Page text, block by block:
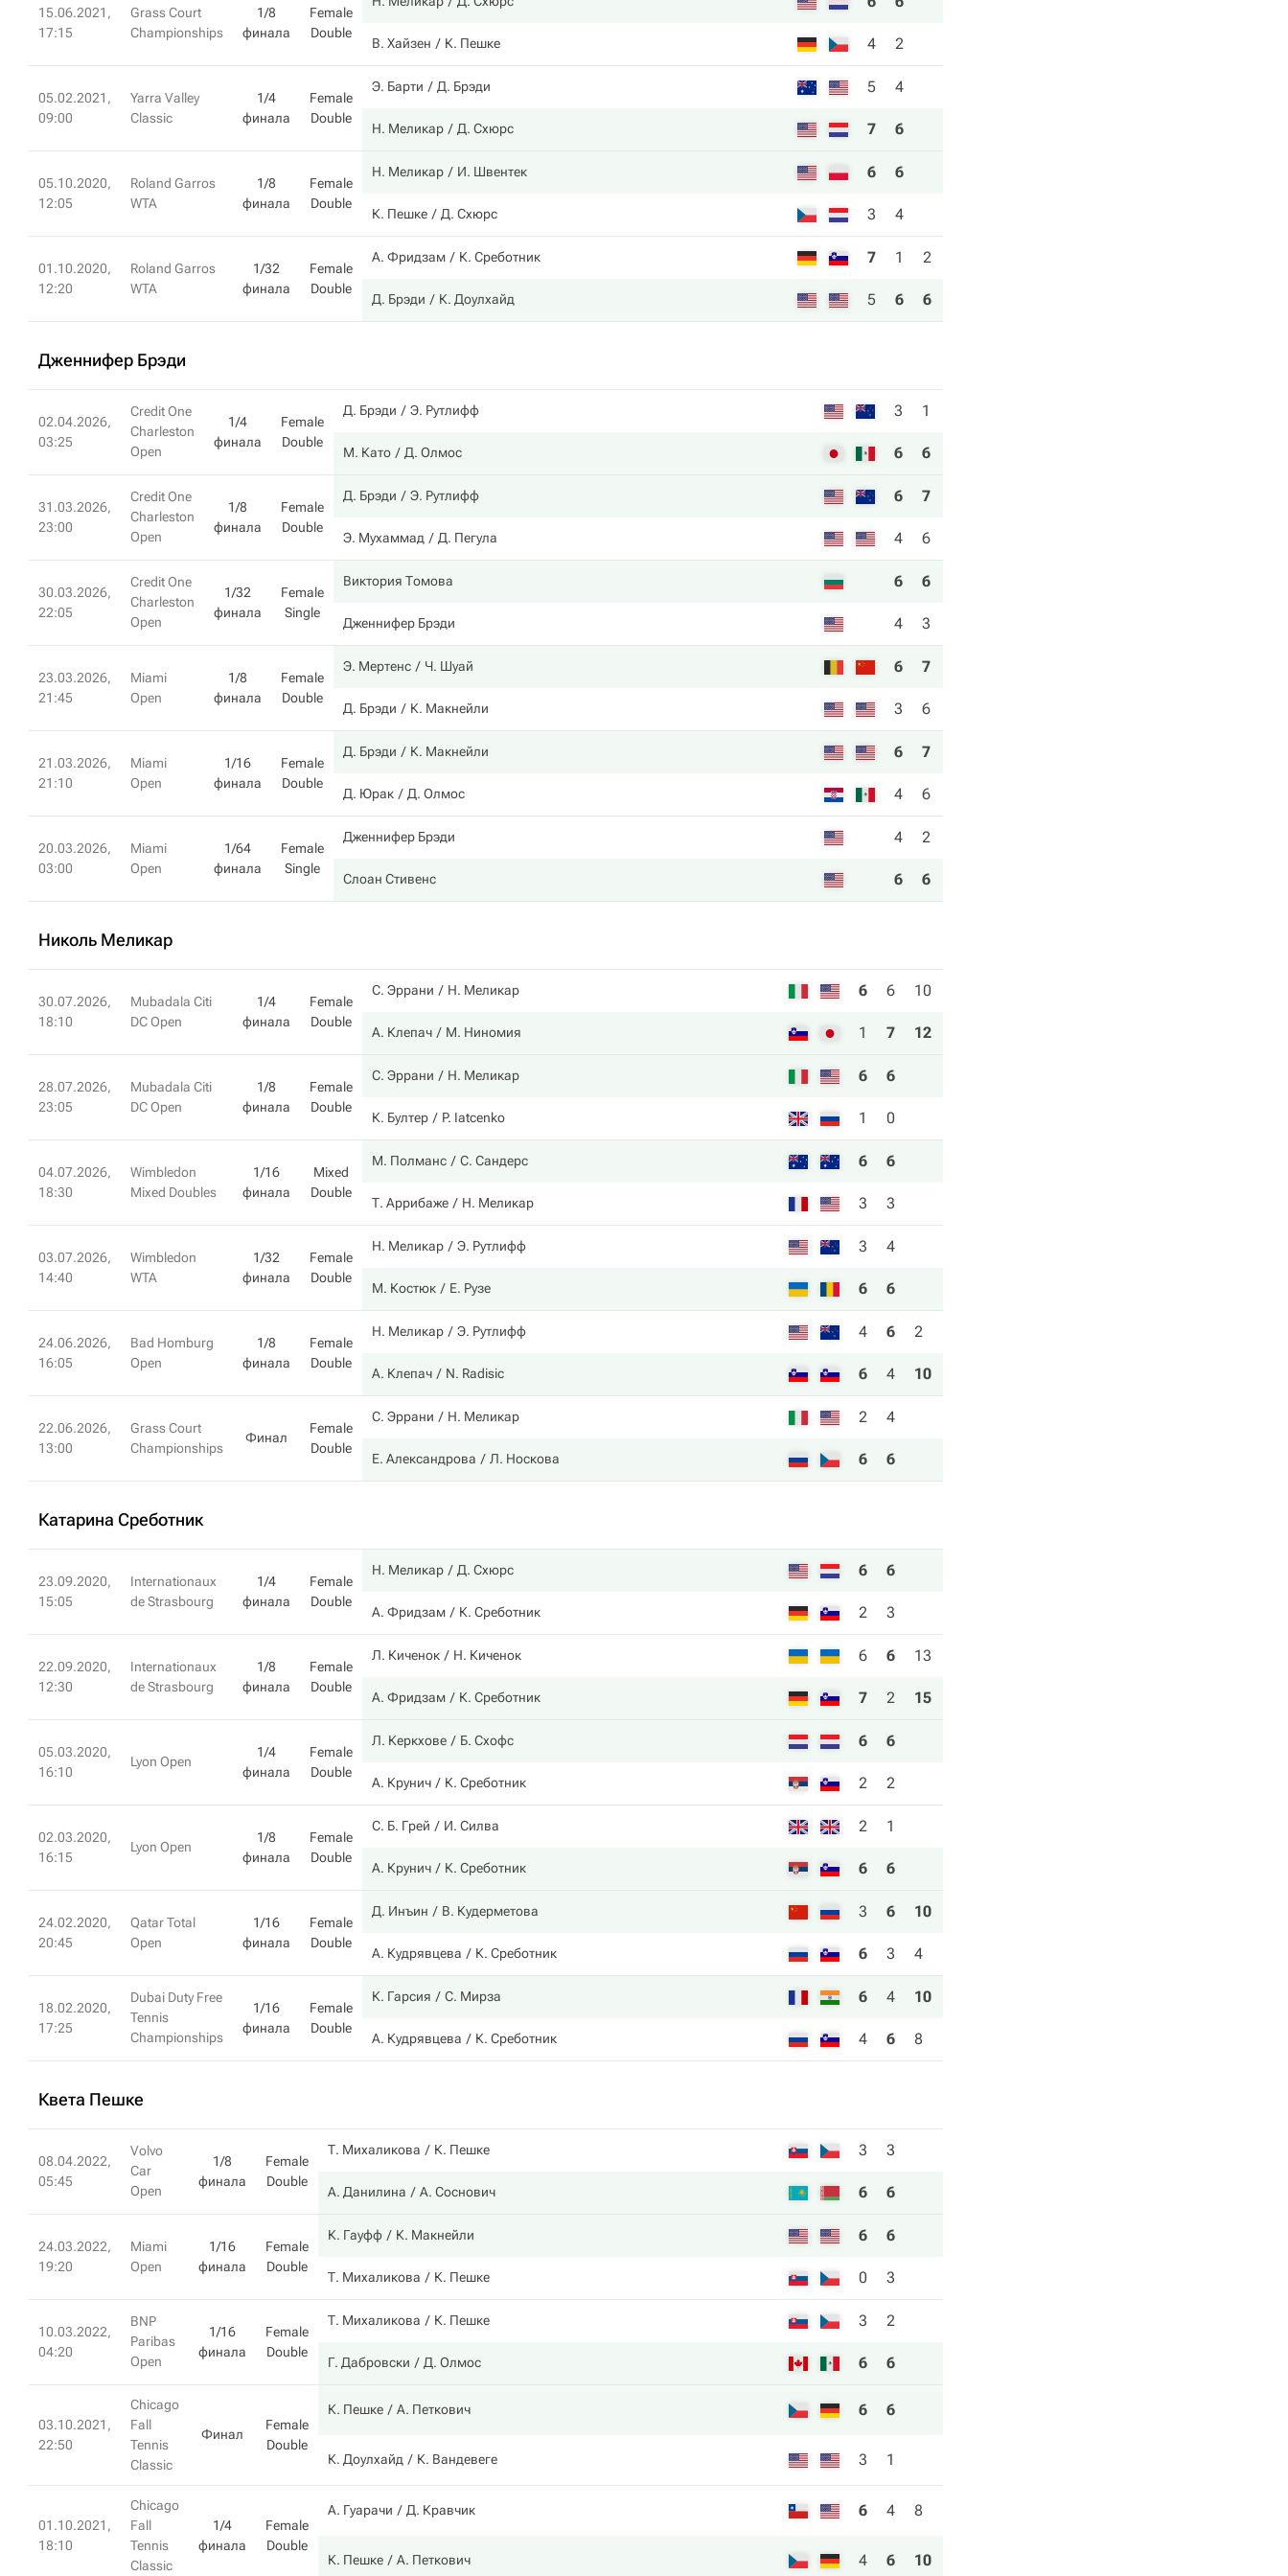
15.06.2021,
17:15
Grass Court
Championships
1/8
финала
Female
Double
В. Хайзен К. Пешке 4 2
05.02.2021,
09:00
Yarra Valley
Classic
1/4
финала
Female
Double
Э. Барти Д. Брэди 5 4
Н. Меликар Д. Схюрс 7 6
05.10.2020,
12:05
Roland Garros
WTA
1/8
финала
Female
Double
Н. Меликар И. Швентек 6 6
К. Пешке Д. Схюрс 3 4
01.10.2020,
12:20
Roland Garros
WTA
1/32
финала
Female
Double
А. Фридзам К. Среботник 7 1 2
Д. Брэди К. Доулхайд 5 6 6
Дженнифер Брэди
02.04.2026,
03:25
Credit One
Charleston
Open
1/4
финала
Female
Double
Д. Брэди Э. Рутлифф 3 1
М. Като Д. Олмос 6 6
31.03.2026,
23:00
Credit One
Charleston
Open
1/8
финала
Female
Double
Д. Брэди Э. Рутлифф 6 7
Э. Мухаммад Д. Пегула 4 6
30.03.2026,
22:05
Credit One
Charleston
Open
1/32
финала
Female
Single
Виктория Томова 6 6
Дженнифер Брэди 4 3
23.03.2026,
21:45
Miami
Open
1/8
финала
Female
Double
Э. Мертенс Ч. Шуай 6 7
Д. Брэди К. Макнейли 3 6
21.03.2026,
21:10
Miami
Open
1/16
финала
Female
Double
Д. Брэди К. Макнейли 6 7
Д. Юрак Д. Олмос 4 6
20.03.2026,
03:00
Miami
Open
1/64
финала
Female
Single
Дженнифер Брэди 4 2
Слоан Стивенс 6 6
Николь Меликар
30.07.2026,
18:10
Mubadala Citi
DC Open
1/4
финала
Female
Double
С. Эррани Н. Меликар 6 6 10
А. Клепач М. Ниномия 1 7 12
28.07.2026,
23:05
Mubadala Citi
DC Open
1/8
финала
Female
Double
С. Эррани Н. Меликар 6 6
К. Бултер P. Iatcenko 1 0
04.07.2026,
18:30
Wimbledon
Mixed Doubles
1/16
финала
Mixed
Double
М. Полманс С. Сандерс 6 6
Т. Аррибаже Н. Меликар 3 3
03.07.2026,
14:40
Wimbledon
WTA
1/32
финала
Female
Double
Н. Меликар Э. Рутлифф 3 4
М. Костюк Е. Рузе 6 6
24.06.2026,
16:05
Bad Homburg
Open
1/8
финала
Female
Double
Н. Меликар Э. Рутлифф 4 6 2
А. Клепач N. Radisic 6 4 10
22.06.2026,
13:00
Grass Court
Championships
Финал
Female
Double
С. Эррани Н. Меликар 2 4
Е. Александрова Л. Носкова 6 6
Катарина Среботник
23.09.2020,
15:05
Internationaux
de Strasbourg
1/4
финала
Female
Double
Н. Меликар Д. Схюрс 6 6
А. Фридзам К. Среботник 2 3
22.09.2020,
12:30
Internationaux
de Strasbourg
1/8
финала
Female
Double
Л. Киченок Н. Киченок 6 6 13
А. Фридзам К. Среботник 7 2 15
05.03.2020,
16:10
Lyon Open
1/4
финала
Female
Double
Л. Керкхове Б. Схофс 6 6
А. Крунич К. Среботник 2 2
02.03.2020,
16:15
Lyon Open
1/8
финала
Female
Double
С. Б. Грей И. Силва 2 1
А. Крунич К. Среботник 6 6
24.02.2020,
20:45
Qatar Total
Open
1/16
финала
Female
Double
Д. Инъин В. Кудерметова 3 6 10
А. Кудрявцева К. Среботник 6 3 4
18.02.2020,
17:25
Dubai Duty Free
Tennis
Championships
1/16
финала
Female
Double
К. Гарсия С. Мирза 6 4 10
А. Кудрявцева К. Среботник 4 6 8
Квета Пешке
08.04.2022,
05:45
Volvo
Car
Open
1/8
финала
Female
Double
Т. Михаликова К. Пешке 3 3
А. Данилина А. Соснович 6 6
24.03.2022,
19:20
Miami
Open
1/16
финала
Female
Double
К. Гауфф К. Макнейли 6 6
Т. Михаликова К. Пешке 0 3
10.03.2022,
04:20
BNP
Paribas
Open
1/16
финала
Female
Double
Т. Михаликова К. Пешке 3 2
Г. Дабровски Д. Олмос 6 6
03.10.2021,
22:50
Chicago
Fall
Tennis
Classic
Финал
Female
Double
К. Пешке А. Петкович 6 6
К. Доулхайд К. Вандевеге 3 1
01.10.2021,
18:10
Chicago
Fall
Tennis
Classic
1/4
финала
Female
Double
А. Гуарачи Д. Кравчик 6 4 8
К. Пешке А. Петкович 4 6 10